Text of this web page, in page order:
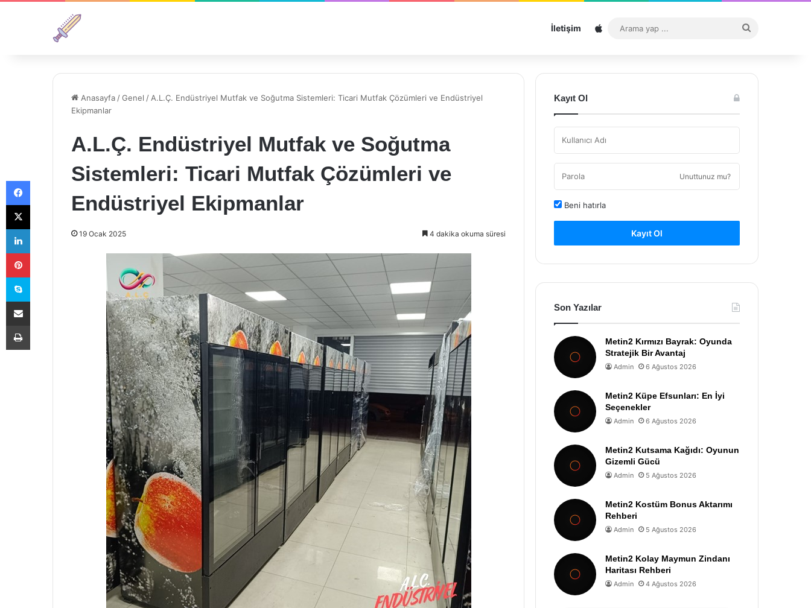
İletişim Sitemap
...
Anasayfa /Genel / A.L.Ç. Endüstriyel Mutfak ve Soğutma Sistemleri: Ticari Mutfak Çözümleri ve Endüstriyel
Ekipmanlar
A.L.Ç. Endüstriyel Mutfak ve Soğutma
Sistemleri: Ticari Mutfak Çözümleri ve
Endüstriyel Ekipmanlar
19 Ocak 2025 4 dakika okuma süresi
Kayıt Ol
Unuttunuz mu?
Beni hatırla
Kayıt Ol
Son Yazılar
Metin2 Kırmızı Bayrak: Oyunda
Stratejik Bir Avantaj
Admin 6 Ağustos 2026
Metin2 Küpe Efsunları: En İyi
Seçenekler
Admin 6 Ağustos 2026
Metin2 Kutsama Kağıdı: Oyunun
Gizemli Gücü
Admin 5 Ağustos 2026
Metin2 Kostüm Bonus Aktarımı
Rehberi
Admin 5 Ağustos 2026
Metin2 Kolay Maymun Zindanı
Haritası Rehberi
Admin 4 Ağustos 2026
Facebook
X
LinkedIn
Pinterest
Skype
E-Posta ile paylaş